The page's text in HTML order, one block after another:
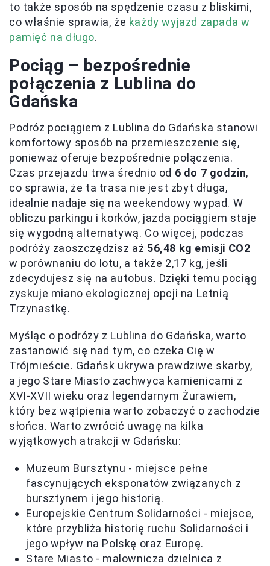
to także sposób na spędzenie czasu z bliskimi,
co właśnie sprawia, że każdy wyjazd zapada w
pamięć na długo.
Pociąg – bezpośrednie
połączenia z Lublina do
Gdańska
Podróż pociągiem z Lublina do Gdańska stanowi
komfortowy sposób na przemieszczenie się,
ponieważ oferuje bezpośrednie połączenia.
Czas przejazdu trwa średnio od 6 do 7 godzin,
co sprawia, że ta trasa nie jest zbyt długa,
idealnie nadaje się na weekendowy wypad. W
obliczu parkingu i korków, jazda pociągiem staje
się wygodną alternatywą. Co więcej, podczas
podróży zaoszczędzisz aż 56,48 kg emisji CO2
w porównaniu do lotu, a także 2,17 kg, jeśli
zdecydujesz się na autobus. Dzięki temu pociąg
zyskuje miano ekologicznej opcji na Letnią
Trzynastkę.
Myśląc o podróży z Lublina do Gdańska, warto
zastanowić się nad tym, co czeka Cię w
Trójmieście. Gdańsk ukrywa prawdziwe skarby,
a jego Stare Miasto zachwyca kamienicami z
XVI-XVII wieku oraz legendarnym Żurawiem,
który bez wątpienia warto zobaczyć o zachodzie
słońca. Warto zwrócić uwagę na kilka
wyjątkowych atrakcji w Gdańsku:
Muzeum Bursztynu - miejsce pełne
fascynujących eksponatów związanych z
bursztynem i jego historią.
Europejskie Centrum Solidarności - miejsce,
które przybliża historię ruchu Solidarności i
jego wpływ na Polskę oraz Europę.
Stare Miasto - malownicza dzielnica z